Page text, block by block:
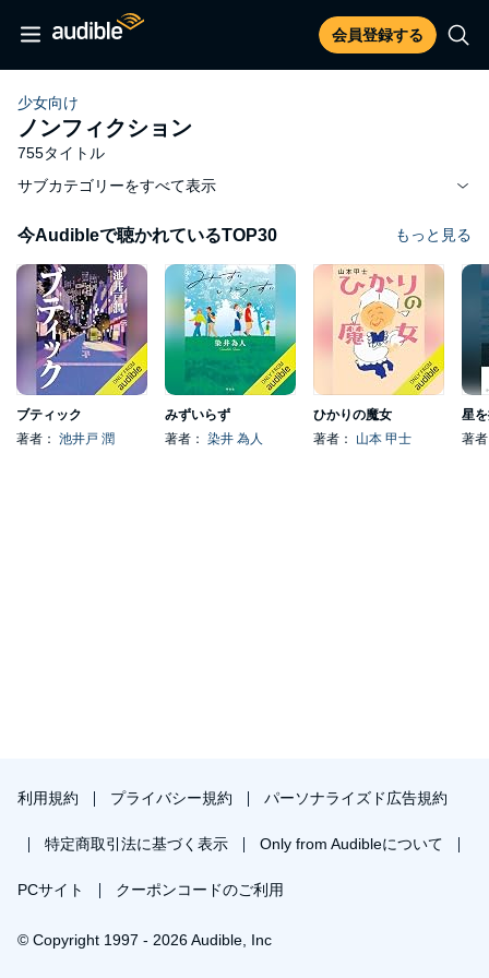
会員登録する
少女向け
ノンフィクション
755タイトル
サブカテゴリーをすべて表示
今Audibleで聴かれているTOP30 もっと見る
ブティック
著者： 池井戸 潤
みずいらず
著者： 染井 為人
ひかりの魔女
著者： 山本 甲士
星
著
利用規約 プライバシー規約 パーソナライズド広告規約
特定商取引法に基づく表示 Only from Audibleについて
PCサイト クーポンコードのご利用
© Copyright 1997 - 2026 Audible, Inc